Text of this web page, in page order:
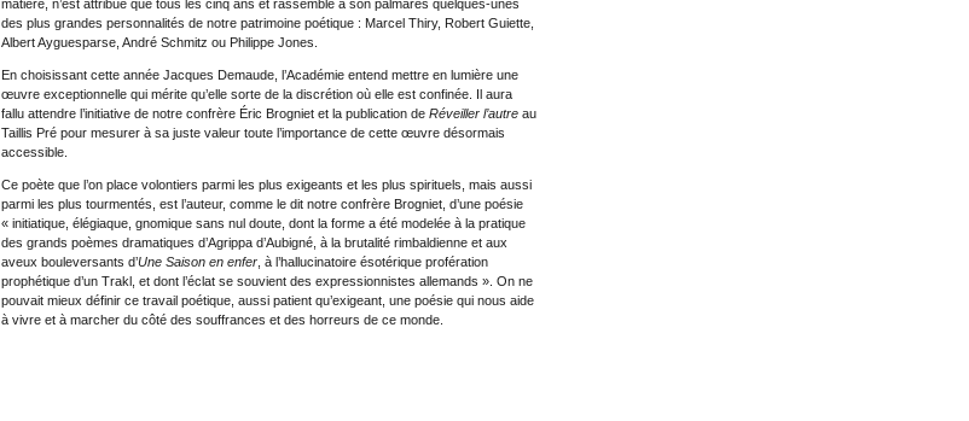
matière, n’est attribué que tous les cinq ans et rassemble à son palmarès quelques-unes
des plus grandes personnalités de notre patrimoine poétique : Marcel Thiry, Robert Guiette,
Albert Ayguesparse, André Schmitz ou Philippe Jones.
En choisissant cette année Jacques Demaude, l’Académie entend mettre en lumière une
œuvre exceptionnelle qui mérite qu’elle sorte de la discrétion où elle est confinée. Il aura
fallu attendre l’initiative de notre confrère Éric Brogniet et la publication de Réveiller l’autre au
Taillis Pré pour mesurer à sa juste valeur toute l’importance de cette œuvre désormais
accessible.
Ce poète que l’on place volontiers parmi les plus exigeants et les plus spirituels, mais aussi
parmi les plus tourmentés, est l’auteur, comme le dit notre confrère Brogniet, d’une poésie
« initiatique, élégiaque, gnomique sans nul doute, dont la forme a été modelée à la pratique
des grands poèmes dramatiques d’Agrippa d’Aubigné, à la brutalité rimbaldienne et aux
aveux bouleversants d’Une Saison en enfer , à l’hallucinatoire ésotérique profération
prophétique d’un Trakl, et dont l’éclat se souvient des expressionnistes allemands ». On ne
pouvait mieux définir ce travail poétique, aussi patient qu’exigeant, une poésie qui nous aide
à vivre et à marcher du côté des souffrances et des horreurs de ce monde.